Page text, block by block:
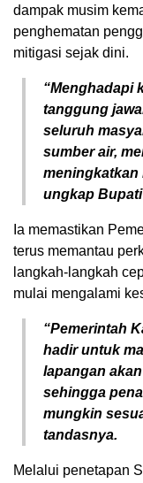
dampak musim
penghematan
mitigasi sejak dini.
“Menghadapi
tanggung
seluruh
sumber air,
meningkatkan
ungkap
Ia memastikan
terus memantau
langkah-langkah
mulai mengalami
“Pemerintah
hadir untuk
lapangan
sehingga
mungkin
tandasnya.
Melalui penetapan